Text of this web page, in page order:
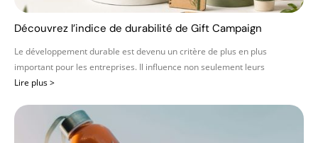
Découvrez l’indice de durabilité de Gift Campaign
Le développement durable est devenu un critère de plus en plus
important pour les entreprises. Il influence non seulement leurs
Lire plus >